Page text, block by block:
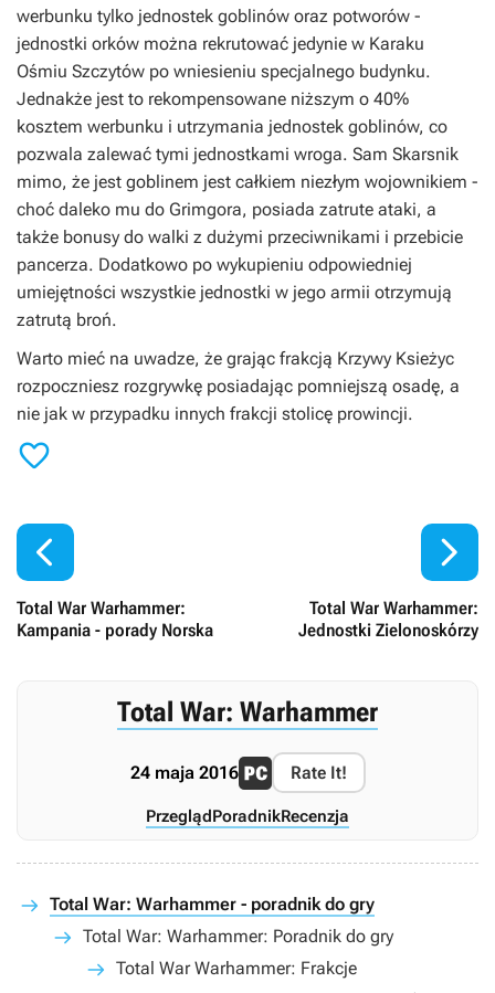
werbunku tylko jednostek goblinów oraz potworów -
jednostki orków można rekrutować jedynie w Karaku
Ośmiu Szczytów po wniesieniu specjalnego budynku.
Jednakże jest to rekompensowane niższym o 40%
kosztem werbunku i utrzymania jednostek goblinów, co
pozwala zalewać tymi jednostkami wroga. Sam Skarsnik
mimo, że jest goblinem jest całkiem niezłym wojownikiem -
choć daleko mu do Grimgora, posiada zatrute ataki, a
także bonusy do walki z dużymi przeciwnikami i przebicie
pancerza. Dodatkowo po wykupieniu odpowiedniej
umiejętności wszystkie jednostki w jego armii otrzymują
zatrutą broń.
Warto mieć na uwadze, że grając frakcją Krzywy Ksieżyc
rozpoczniesz rozgrywkę posiadając pomniejszą osadę, a
nie jak w przypadku innych frakcji stolicę prowincji.


Total War Warhammer:
Kampania - porady Norska
Total War Warhammer:
Jednostki Zielonoskórzy

Total War: Warhammer
24 maja 2016 Rate It!
PrzeglądPoradnikRecenzja
Total War: Warhammer - poradnik do gry
Total War: Warhammer: Poradnik do gry
Total War Warhammer: Frakcje